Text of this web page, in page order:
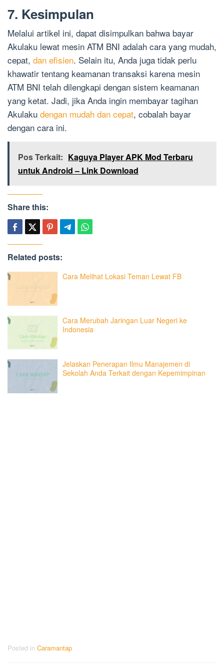
7. Kesimpulan
Melalui artikel ini, dapat disimpulkan bahwa bayar
Akulaku lewat mesin ATM BNI adalah cara yang mudah,
cepat, dan efisien. Selain itu, Anda juga tidak perlu
khawatir tentang keamanan transaksi karena mesin
ATM BNI telah dilengkapi dengan sistem keamanan
yang ketat. Jadi, jika Anda ingin membayar tagihan
Akulaku dengan mudah dan cepat, cobalah bayar
dengan cara ini.
Pos Terkait: Kaguya Player APK Mod Terbaru
untuk Android – Link Download
Share this:
Related posts:
Cara Melihat Lokasi Teman Lewat FB
Cara Merubah Jaringan Luar Negeri ke
Indonesia
Jelaskan Penerapan Ilmu Manajemen di
Sekolah Anda Terkait dengan Kepemimpinan
Posted in Caramantap